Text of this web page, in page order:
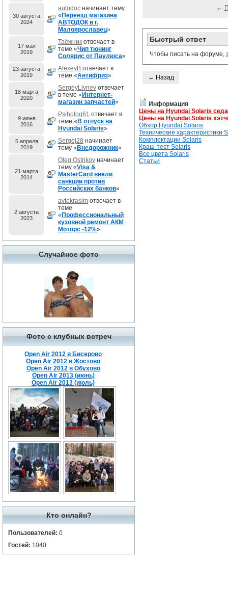
30 августа
2024
autodoc начинает тему
« Переезд магазина
АВТОДОК в г.
Малоярославец»
17 мая
2019
Таёжник отвечает в
теме «Чип тюнинг
Солярис от Паулюса»
23 августа
2019
AlexeyB отвечает в
теме «Антифриз»
18 марта
2020
SergeyLivnev отвечает
в теме « Интернет-
магазин запчастей»
9 июня
2016
Psiholog61 отвечает в
теме « В отпуск на
Hyundai Solaris»
5 апреля
2019
Sergej28 начинает
тему « Внедорожник»
21 марта
2014
Oleg Ostrikov начинает
тему «Visa &
MasterCard ввели
санкции против
Российских банков»
2 августа
2023
avtokrasim отвечает в
теме
« Профессиональный
кузовной ремонт АКМ
Моторс -12%»
Случайное фото
Фото с клубных встреч
Open Air 2012 в Бисерово
Open Air 2012 в Жостово
Open Air 2012 в Обухово
Open Air 2013 (июнь)
Open Air 2013 (июль)
Кто онлайн?
Пользователей: 0
Гостей: 1040
←
Быстрый ответ
Чтобы писать на форуме,
← Назад
Информация
Цены на Hyundai Solaris
Цены на Hyundai Solaris
Обзор Hyundai Solaris
Технические характеристики
Комплектации Solaris
Краш-тест Solaris
Все цвета Solaris
Статьи